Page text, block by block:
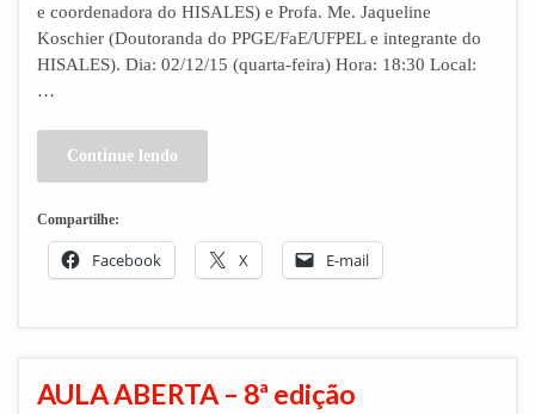
e coordenadora do HISALES) e Profa. Me. Jaqueline
Koschier (Doutoranda do PPGE/FaE/UFPEL e integrante do
HISALES). Dia: 02/12/15 (quarta-feira) Hora: 18:30 Local:
…
Continue lendo
Compartilhe:
Facebook X E-mail
AULA ABERTA – 8ª edição